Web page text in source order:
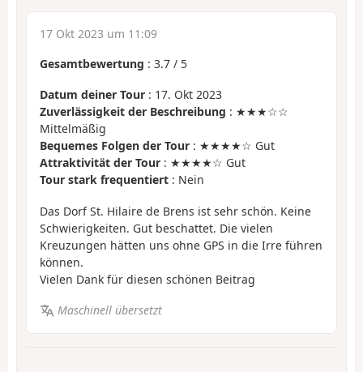
17 Okt 2023 um 11:09
Gesamtbewertung : 3.7 / 5
Datum deiner Tour : 17. Okt 2023
Zuverlässigkeit der Beschreibung : ★★★☆☆
Mittelmäßig
Bequemes Folgen der Tour : ★★★★☆ Gut
Attraktivität der Tour : ★★★★☆ Gut
Tour stark frequentiert : Nein
Das Dorf St. Hilaire de Brens ist sehr schön. Keine
Schwierigkeiten. Gut beschattet. Die vielen
Kreuzungen hätten uns ohne GPS in die Irre führen
können.
Vielen Dank für diesen schönen Beitrag
Maschinell übersetzt